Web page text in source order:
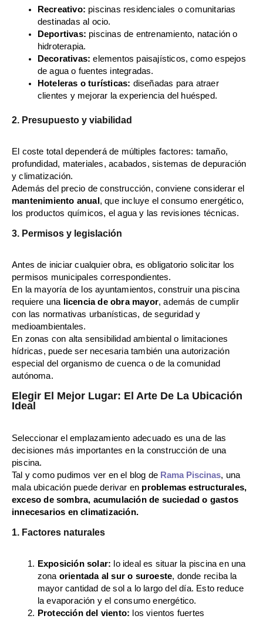
Recreativo: piscinas residenciales o comunitarias
destinadas al ocio.
Deportivas: piscinas de entrenamiento, natación o
hidroterapia.
Decorativas: elementos paisajísticos, como espejos
de agua o fuentes integradas.
Hoteleras o turísticas: diseñadas para atraer
clientes y mejorar la experiencia del huésped.
2. Presupuesto y viabilidad
El coste total dependerá de múltiples factores: tamaño,
profundidad, materiales, acabados, sistemas de depuración
y climatización.
Además del precio de construcción, conviene considerar el
mantenimiento anual , que incluye el consumo energético,
los productos químicos, el agua y las revisiones técnicas.
3. Permisos y legislación
Antes de iniciar cualquier obra, es obligatorio solicitar los
permisos municipales correspondientes.
En la mayoría de los ayuntamientos, construir una piscina
requiere una licencia de obra mayor, además de cumplir
con las normativas urbanísticas, de seguridad y
medioambientales.
En zonas con alta sensibilidad ambiental o limitaciones
hídricas, puede ser necesaria también una autorización
especial del organismo de cuenca o de la comunidad
autónoma.
Elegir El Mejor Lugar: El Arte De La Ubicación
Ideal
Seleccionar el emplazamiento adecuado es una de las
decisiones más importantes en la construcción de una
piscina.
Tal y como pudimos ver en el blog de Rama Piscinas, una
mala ubicación puede derivar en problemas estructurales,
exceso de sombra, acumulación de suciedad o gastos
innecesarios en climatización.
1. Factores naturales
Exposición solar: lo ideal es situar la piscina en una
zona orientada al sur o suroeste, donde reciba la
mayor cantidad de sol a lo largo del día. Esto reduce
la evaporación y el consumo energético.
Protección del viento: los vientos fuertes